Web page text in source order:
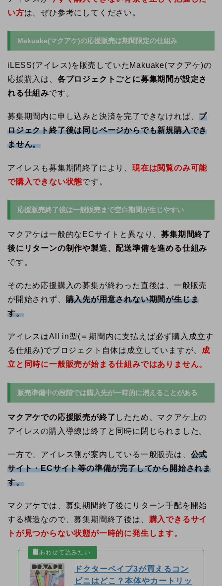
い方は、ぜひ参考にしてください。
Makuake(マクアケ)の応援販売は期間限定の仕組み
iLESS(アイレス)を販売していたMakuake(マクアケ)の
応援購入は、 各プロジェクトごとに募集期間が設定さ
れる仕組みです。
募集期間内に申し込みと決済を完了できなければ、 プ
ロジェクト終了後は同じページからでも新規購入でき
ません。
アイレスも募集期間終了により、 現在は閲覧のみ可能
で購入できない状態です。
応援販売終了後は一般販売まで空白期間が生じやすい
マクアケは一般的なECサイトと異なり、募集期間終了
後にリターンの制作や製造、配送準備を進める仕組み
です。
そのため応援購入の募集が終わった直後は、一般販売
が開始されず、 購入先が用意されない期間が生じま
す。
アイレスはAll in型(＝期間内に支払えば必ず購入成立す
る仕組み)でプロジェクト自体は成立していますが、 成
立と同時に一般販売が始まる仕組みではありません。
販売準備中の段階では購入先が一時的に消えることがある
マクアケでの応援販売が終了 したため、マクアケ上の
アイレスの購入導線は終了と同時に閉じられました。
一方で、アイレス側が案内している一般販売は、 公式
サイト・ECサイト等の準備が完了してから開始されま
す。
マクアケでは、募集期間終了後にリターン手配を開始
する構造なので、募集期間終了後は、 購入できるサイ
トが見つからない状態が一時的に発生します。
ドクターベイプ3が買えるコン
ビニはどこ？本体やカートリッ